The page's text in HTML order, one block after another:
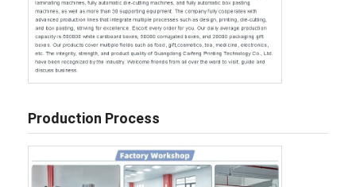
Production Process